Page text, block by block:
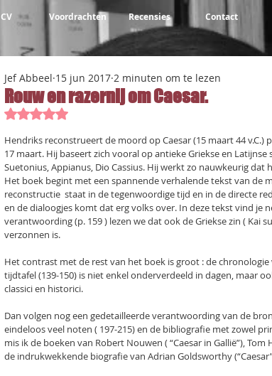
CV Voordrachten Recensies Contact
Rouw en razernij om Caesar.
Jef Abbeel 15 jun 2017 2 minuten om te lezen
Beoordeeld met NaN uit 5 sterren.
Hendriks reconstrueert de moord op Caesar (15 maart 44
17 maart. Hij baseert zich vooral op antieke Griekse en
Suetonius, Appianus, Dio Cassius. Hij werkt zo nauwkeurig
Het boek begint met een spannende verhalende tekst van de
reconstructie  staat in de tegenwoordige tijd en in de directe
en de dialoogjes komt dat erg volks over. In deze tekst vind je
verantwoording (p. 159 ) lezen we dat ook de Griekse zin ( Kai
verzonnen is.
Het contrast met de rest van het boek is groot : de
tijdtafel (139-150) is niet enkel onderverdeeld in dagen, maar
classici en historici.
Dan volgen nog een gedetailleerde verantwoording van de
eindeloos veel noten ( 197-215) en de bibliografie met zowel
mis ik de boeken van Robert Nouwen ( “Caesar in Gallië”),
de indrukwekkende biografie van Adrian Goldsworthy